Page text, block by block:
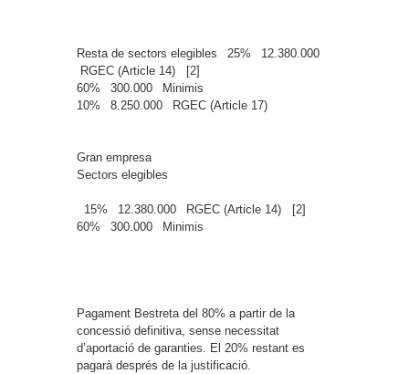
Resta de sectors elegibles 25%
12.380.000
RGEC (Article 14) [2]
60%
300.000
Minimis
10%
8.250.000 RGEC (Article 17)
Gran empresa
Sectors elegibles
15% 12.380.000
RGEC (Article 14) [2]
60%
300.000 Minimis
Pagament Bestreta del 80% a partir de la
concessió definitiva, sense necessitat
d’aportació de garanties. El 20% restant es
pagarà després de la justificació.